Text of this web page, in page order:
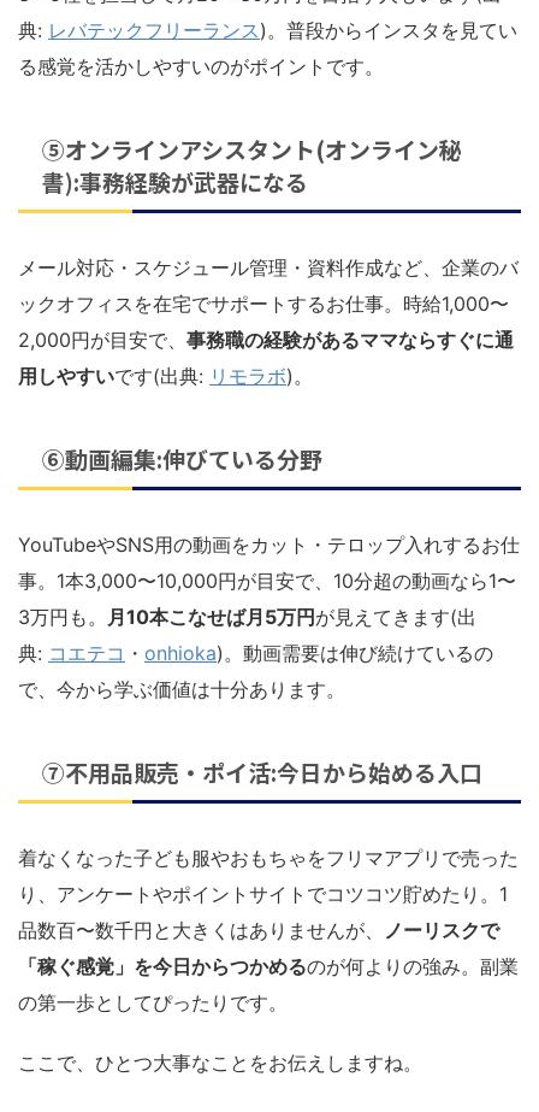
典: レバテックフリーランス )。普段からインスタを見てい
る感覚を活かしやすいのがポイントです。
⑤オンラインアシスタント(オンライン秘
書):事務経験が武器になる
メール対応・スケジュール管理・資料作成など、企業のバ
ックオフィスを在宅でサポートするお仕事。時給1,000〜
2,000円が目安で、 事務職の経験があるママならすぐに通
用しやすいです(出典: リモラボ)。
⑥動画編集:伸びている分野
YouTubeやSNS用の動画をカット・テロップ入れするお仕
事。1本3,000〜10,000円が目安で、10分超の動画なら1〜
3万円も。
月10本こなせば月5万円が見えてきます(出
典: コエテコ ・ onhioka)。動画需要は伸び続けているの
で、今から学ぶ価値は十分あります。
⑦不用品販売・ポイ活:今日から始める入口
着なくなった子ども服やおもちゃをフリマアプリで売った
り、アンケートやポイントサイトでコツコツ貯めたり。1
品数百〜数千円と大きくはありませんが、
ノーリスクで
「稼ぐ感覚」を今日からつかめるのが何よりの強み。副業
の第一歩としてぴったりです。
ここで、ひとつ大事なことをお伝えしますね。